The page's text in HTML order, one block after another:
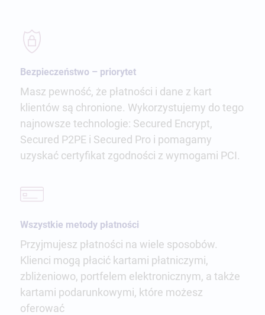
Bezpieczeństwo – priorytet
Masz pewność, że płatności i dane z kart
klientów są chronione. Wykorzystujemy do tego
najnowsze technologie: Secured Encrypt,
Secured P2PE i Secured Pro i pomagamy
uzyskać certyfikat zgodności z wymogami PCI.
Wszystkie metody płatności
Przyjmujesz płatności na wiele sposobów.
Klienci mogą płacić kartami płatniczymi,
zbliżeniowo, portfelem elektronicznym, a także
kartami podarunkowymi, które możesz
oferować